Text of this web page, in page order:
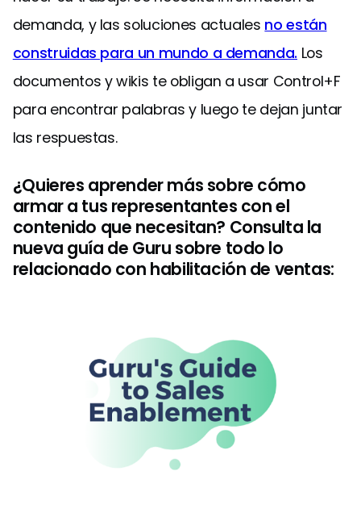
demanda, y las soluciones actuales no están
construidas para un mundo a demanda. Los
documentos y wikis te obligan a usar Control+F
para encontrar palabras y luego te dejan juntar
las respuestas.
¿Quieres aprender más sobre cómo
armar a tus representantes con el
contenido que necesitan? Consulta la
nueva guía de Guru sobre todo lo
relacionado con habilitación de ventas: